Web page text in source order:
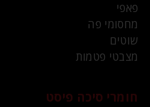
פאפי
מחסומי פה
שוטים
מצבטי פטמות
חומרי סיכה פיסט